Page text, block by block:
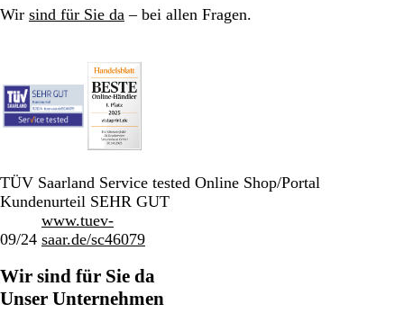
Wir sind für Sie da – bei allen Fragen.
TÜV Saarland Service tested Online Shop/Portal
Kundenurteil SEHR GUT
09/24
www.tuev-
saar.de/sc46079
Wir sind für Sie da
Unser Unternehmen